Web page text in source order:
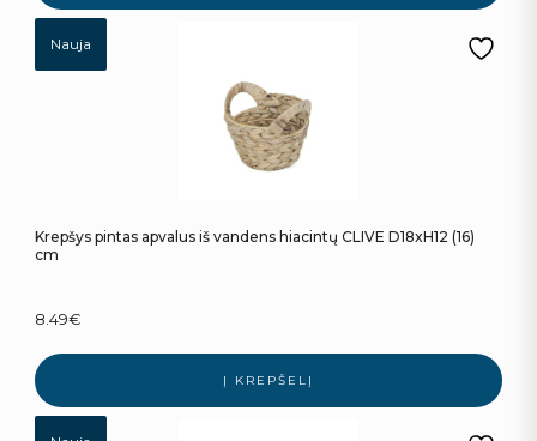
Nauja
Krepšys pintas apvalus iš vandens hiacintų CLIVE D18xH12 (16)
cm
8.49€
Į KREPŠELĮ